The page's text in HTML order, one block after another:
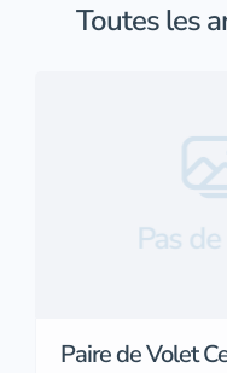
Toutes les
Pas
Paire de Volet